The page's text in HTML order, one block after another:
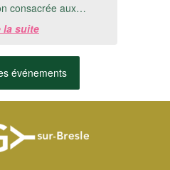
consacrée aux
Detré.📅 Du 8 juillet
la suite
événements